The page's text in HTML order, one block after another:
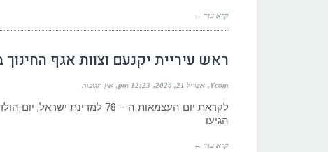
קרא עוד ←
ראש עיריית יקנעם וצוות אגף
Ycom אפריל 21, 2026 12:23 pm אין תגובות
הגיעו
קרא עוד ←